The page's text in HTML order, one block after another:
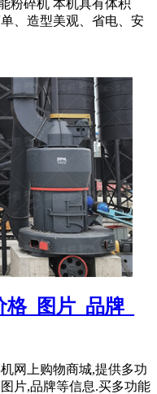
粉碎机 本机具有体积
、造型美观、省电、安
_图片_品牌_
网上购物商城,提供多功
片,品牌等信息.买多功能